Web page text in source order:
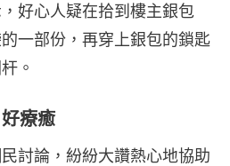
好心人疑在拾到樓主銀包
一部份，再穿上銀包的鎖匙
。
療癒
討論，紛紛大讚熱心地協助